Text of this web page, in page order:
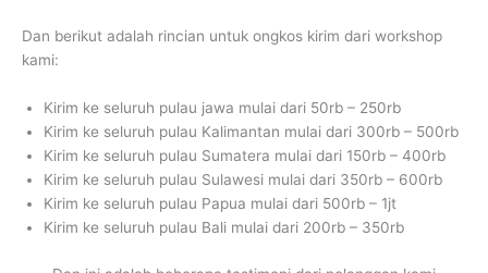
Dan berikut adalah rincian untuk ongkos kirim dari workshop
kami:
Kirim ke seluruh pulau jawa mulai dari 50rb – 250rb
Kirim ke seluruh pulau Kalimantan mulai dari 300rb – 500rb
Kirim ke seluruh pulau Sumatera mulai dari 150rb – 400rb
Kirim ke seluruh pulau Sulawesi mulai dari 350rb – 600rb
Kirim ke seluruh pulau Papua mulai dari 500rb – 1jt
Kirim ke seluruh pulau Bali mulai dari 200rb – 350rb